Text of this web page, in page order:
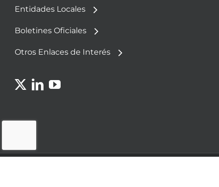
Entidades Locales
Boletines Oficiales
Otros Enlaces de Interés